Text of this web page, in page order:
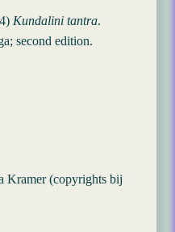
Kundalini tantra.
second edition.
Kramer (copyrights bij